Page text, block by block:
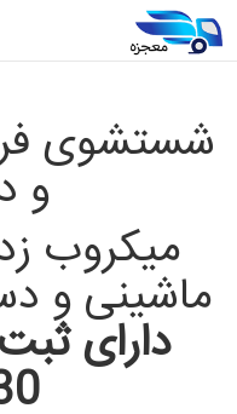
شستشوی
و
میکروب
ماشینی و
دارای